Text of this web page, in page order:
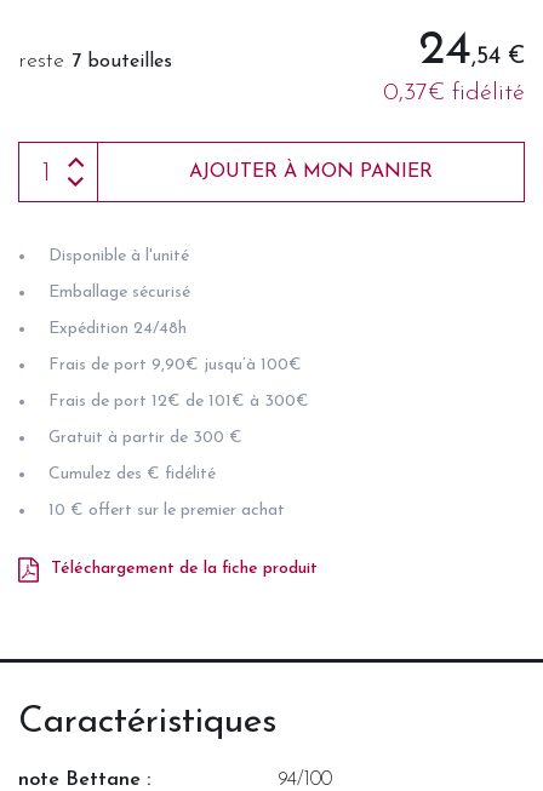
reste 7 bouteilles 24,54 €
0,37€ fidélité
AJOUTER À MON PANIER
Disponible à l'unité
Emballage sécurisé
Expédition 24/48h
Frais de port 9,90€ jusqu’à 100€
Frais de port 12€ de 101€ à 300€
Gratuit à partir de 300 €
Cumulez des € fidélité
10 € offert sur le premier achat
Téléchargement de la fiche produit
Caractéristiques
note Bettane :
94/100